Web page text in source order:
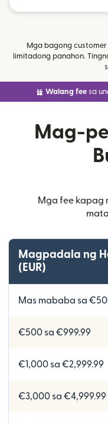
Mga bagong
limitadong panahon.
Walang feesa
Mag-
Mga fee kapag
Magpadala ng
(EUR)
Mas mababa sa
€500 sa €999.99
€1,000 sa €2,999.99
€3,000 sa €4,999.99